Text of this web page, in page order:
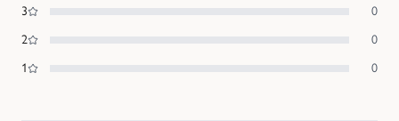
3
0
2
0
1
0